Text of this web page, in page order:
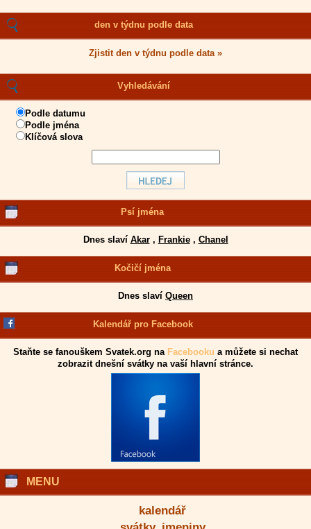
den v týdnu podle data
Zjistit den v týdnu podle data »
Vyhledávání
Podle datumu
Podle jména
Klíčová slova
Psí jména
Dnes slaví Akar, Frankie, Chanel
Kočičí jména
Dnes slaví Queen
Kalendář pro Facebook
Staňte se fanouškem Svatek.org na Facebooku a můžete si nechat
zobrazit dnešní svátky na vaší hlavní stránce.
MENU
kalendář